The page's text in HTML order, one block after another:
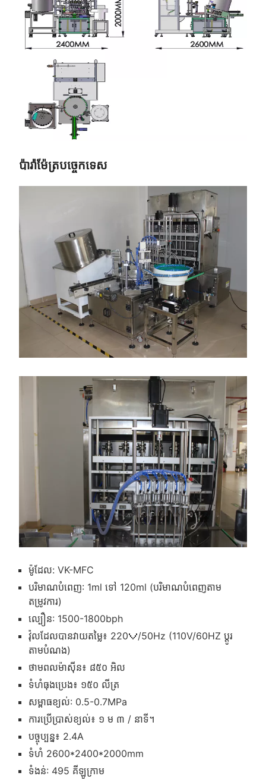
ប៉ារ៉ាម៉ែត្របច្ចេកទេស
ម៉ូដែល: VK-MFC
បរិមាណបំពេញ: 1ml ទៅ 120ml (បរិមាណបំពេញតាម
តម្រូវការ)
ល្បឿន: 1500-1800bph
វ៉ុលដែលបានវាយតម្លៃ៖ 220Ｖ/50Hz (110V/60HZ ប្ដូរ
តាមបំណង)
ថាមពលម៉ាស៊ីន៖ ៨៥០ អិល
ទំហំធុងប្រេង៖ ១៥០ លីត្រ
សម្ពាធខ្យល់: 0.5-0.7MPa
ការប្រើប្រាស់ខ្យល់៖ ១ ម ៣ / នាទី។
បច្ចុប្បន្ន៖ 2.4A
ទំហំ 2600*2400*2000mm
ទំងន់: 495 គីឡូក្រាម